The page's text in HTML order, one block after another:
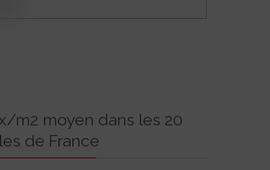
m2 moyen dans les 20
de France